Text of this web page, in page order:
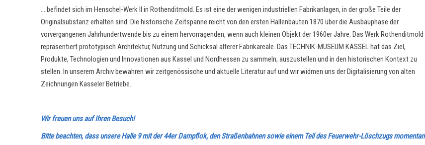
... befindet sich im Henschel-Werk II in Rothenditmold. Es ist eine der wenigen industriellen Fabrikanlagen, in der große Teile der
Originalsubstanz erhalten sind. Die historische Zeitspanne reicht von den ersten Hallenbauten 1870 über die Ausbauphase der
vorvergangenen Jahrhundertwende bis zu einem hervorragenden, wenn auch kleinen Objekt der 1960er Jahre. Das Werk Rothenditmold
repräsentiert prototypisch Architektur, Nutzung und Schicksal älterer Fabrikareale. Das TECHNIK-MUSEUM KASSEL hat das Ziel,
Produkte, Technologien und Innovationen aus Kassel und Nordhessen zu sammeln, auszustellen und in den historischen Kontext zu
stellen. In unserem Archiv bewahren wir zeitgenössische und aktuelle Literatur auf und wir widmen uns der Digitalisierung von alten
Zeichnungen Kasseler Betriebe.
Wir freuen uns auf Ihren Besuch!
Bitte beachten, dass unsere Halle 9 mit der 44er Dampflok, den Straßenbahnen sowie einem Teil des Feuerwehr-Löschzugs momentan